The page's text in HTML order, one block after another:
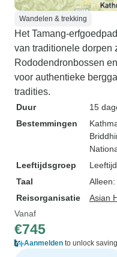
Wandelen & trekking
Het Tamang-
van traditionele dorpen
Rododendronbossen
voor authentieke
tradities.
Duur
15
Bestemmingen
Leeftijdsgroep
Taal
Reisorganisatie
Asian
Vanaf
€745
Aanmelden to unlock